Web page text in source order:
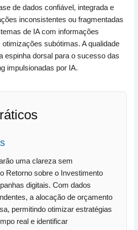
de dados confiável, integrada e
inconsistentes ou fragmentadas
de IA com informações
subótimas. A qualidade
espinha dorsal para o sucesso das
impulsionadas por IA.
uma clareza sem
Retorno sobre o Investimento
digitais. Com dados
a alocação de orçamento
permitindo otimizar estratégias
real e identificar